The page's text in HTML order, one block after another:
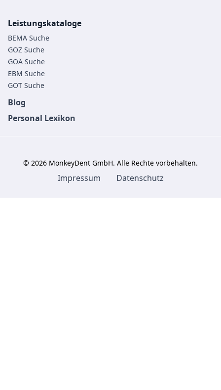
Leistungskataloge
BEMA Suche
GOZ Suche
GOÄ Suche
EBM Suche
GOT Suche
Blog
Personal Lexikon
© 2026 MonkeyDent GmbH. Alle Rechte vorbehalten.
Impressum Datenschutz